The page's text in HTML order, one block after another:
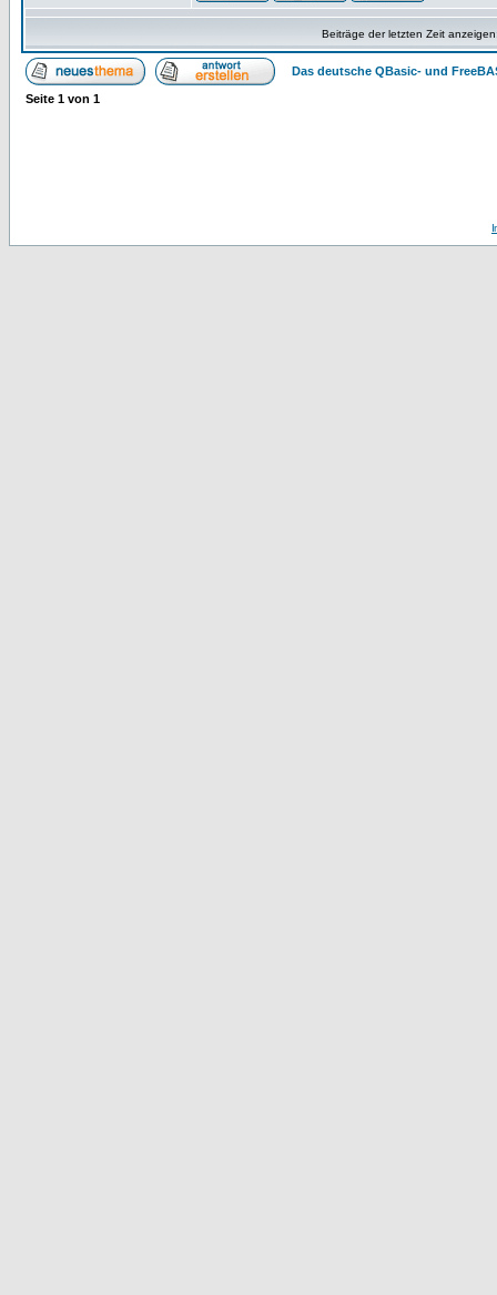
Beiträge der letzten Zeit
Das deutsche QBasic- und
Seite 1 von 1